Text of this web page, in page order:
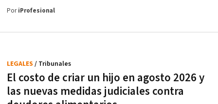
PoriProfesional
El costo de criar un hijo en agosto 2026 y
las nuevas medidas judiciales contra
LEGALES / Tribunales